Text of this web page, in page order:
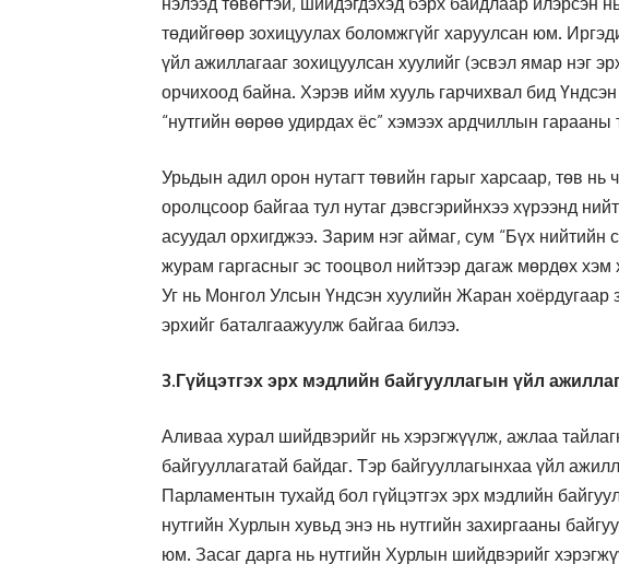
төдийгөөр зохицуулах боломжгүйг харуулсан юм.
үйл ажиллагааг зохицуулсан хуулийг (эсвэл ямар нэг
орчихоод байна. Хэрэв ийм хууль гарчихвал бид
“нутгийн өөрөө удирдах ёс” хэмээх ардчиллын гарааны
Урьдын адил орон нутагт төвийн гарыг харсаар, төв нь
оролцсоор байгаа тул нутаг дэвсгэрийнхээ хүрээнд
асуудал орхигджээ. Зарим нэг аймаг, сум “Бүх нийтийн
журам гаргасныг эс тооцвол нийтээр дагаж мөрдөх хэм
Уг нь Монгол Улсын Үндсэн хуулийн Жаран хоёрдугаар
эрхийг баталгаажуулж байгаа билээ.
3.Гүйцэтгэх эрх мэдлийн байгууллагын үйл
Аливаа хурал шийдвэрийг нь хэрэгжүүлж, ажлаа
байгууллагатай байдаг. Тэр байгууллагынхаа үйл
Парламентын тухайд бол гүйцэтгэх эрх мэдлийн
нутгийн Хурлын хувьд энэ нь нутгийн захиргааны
юм. Засаг дарга нь нутгийн Хурлын шийдвэрийг